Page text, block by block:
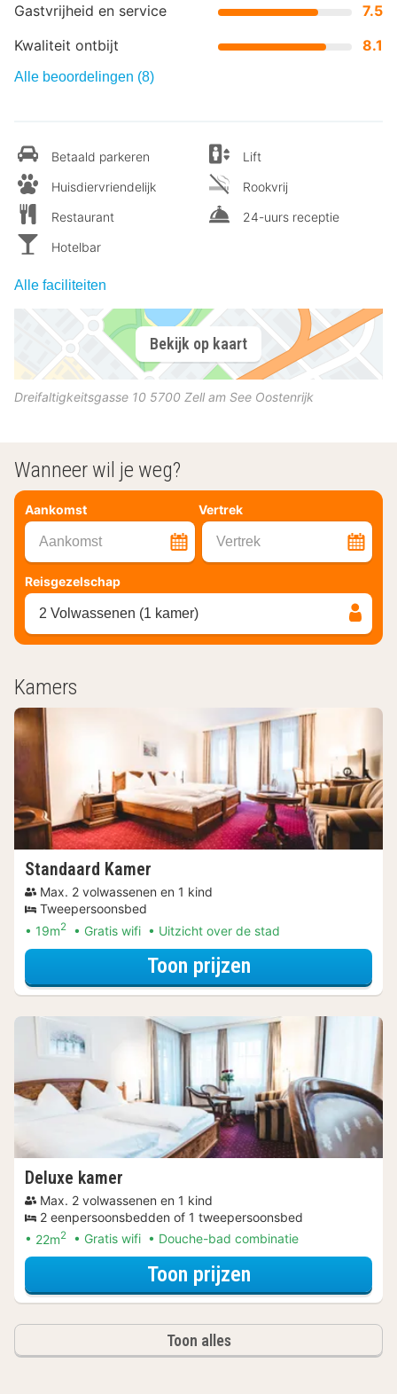
Gastvrijheid en service
7.5
Kwaliteit ontbijt
8.1
Alle beoordelingen (8)
Betaald parkeren
Huisdiervriendelijk
Restaurant
Hotelbar
Lift
Rookvrij
24-uurs receptie
Alle faciliteiten
Bekijk op kaart
Dreifaltigkeitsgasse 10 5700 Zell am See Oostenrijk
Wanneer wil je weg?
Aankomst Vertrek
Aankomst Vertrek
Reisgezelschap
2 Volwassenen (1 kamer)
Kamers
Standaard Kamer
Max. 2 volwassenen en 1 kind
Tweepersoonsbed
19m2 Gratis wifi Uitzicht over de stad
Toon prijzenvoor Wellness
Deluxe kamer
Max. 2 volwassenen en 1 kind
2 eenpersoonsbedden of 1 tweepersoonsbed
22m2 Gratis wifi Douche-bad combinatie
Toon prijzenvoor Wellness
Toon alles